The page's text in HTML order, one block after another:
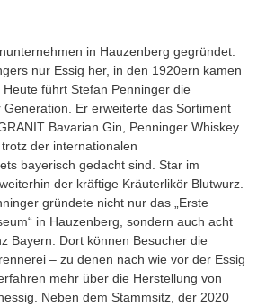
in Hauzenberg gegründet.
nur Essig her, in den 1920ern kamen
führt Stefan Penninger die
Er erweiterte das Sortiment
Bavarian Gin, Penninger Whiskey
der internationalen
bayerisch gedacht sind. Star im
der kräftige Kräuterlikör Blutwurz.
gründete nicht nur das „Erste
in Hauzenberg, sondern auch acht
Bayern. Dort können Besucher die
– zu denen nach wie vor der Essig
mehr über die Herstellung von
Neben dem Stammsitz, der 2020